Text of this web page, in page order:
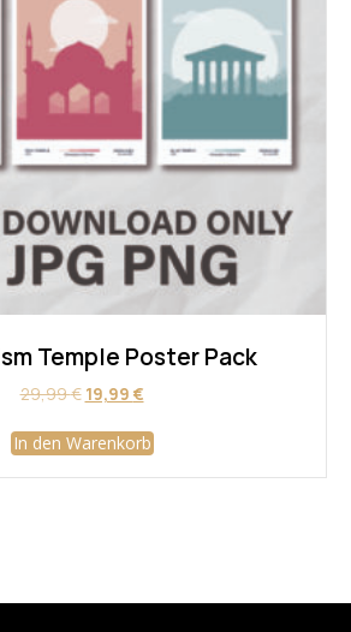
Temple Poster Pack
29,99€ Ursprünglicher
war:
19,99 €Aktueller
ist:
In den Warenkorb